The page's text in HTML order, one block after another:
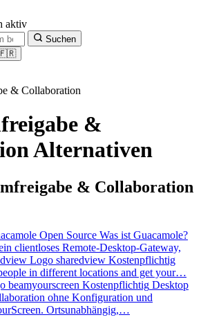
aktiv
Suchen
& Collaboration
&
Alternativen
& Collaboration
Open Source Was ist Guacamole?
clientloses Remote-Desktop-Gateway,
sharedview Kostenpflichtig
in different locations and get your…
beamyourscreen Kostenpflichtig Desktop
ohne Konfiguration und
Ortsunabhängig,…